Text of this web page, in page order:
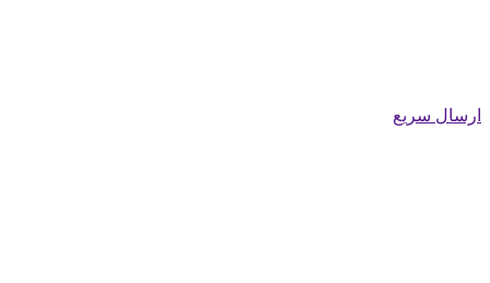
ارسال سریع